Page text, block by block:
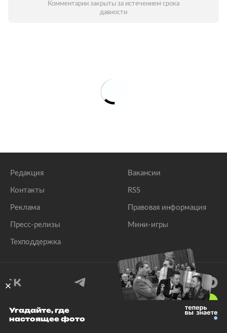
Комментарии закрыты за истечением срока
давности
Редакция
Контакты
Реклама
Пресс-релизы
Техподдержка
Вакансии
RSS
Правовая информация
Мини-игры
© 1999–2026 Все права защищены.
Угадайте, где
настоящее фото